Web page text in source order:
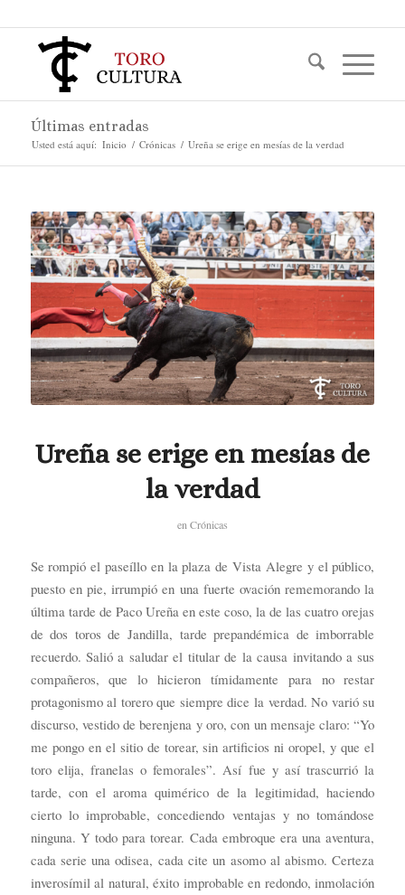
Últimas entradas
Usted está aquí: Inicio / Crónicas / Ureña se erige en mesías de la verdad
Ureña se erige en mesías de
la verdad
enCrónicas
Se rompió el paseíllo en la plaza de Vista Alegre y el público,
puesto en pie, irrumpió en una fuerte ovación rememorando la
última tarde de Paco Ureña en este coso, la de las cuatro orejas
de dos toros de Jandilla, tarde prepandémica de imborrable
recuerdo. Salió a saludar el titular de la causa invitando a sus
compañeros, que lo hicieron tímidamente para no restar
protagonismo al torero que siempre dice la verdad. No varió su
discurso, vestido de berenjena y oro, con un mensaje claro: “Yo
me pongo en el sitio de torear, sin artificios ni oropel, y que el
toro elija, franelas o femorales”. Así fue y así trascurrió la
tarde, con el aroma quimérico de la legitimidad, haciendo
cierto lo improbable, concediendo ventajas y no tomándose
ninguna. Y todo para torear. Cada embroque era una aventura,
cada serie una odisea, cada cite un asomo al abismo. Certeza
inverosímil al natural, éxito improbable en redondo, inmolación